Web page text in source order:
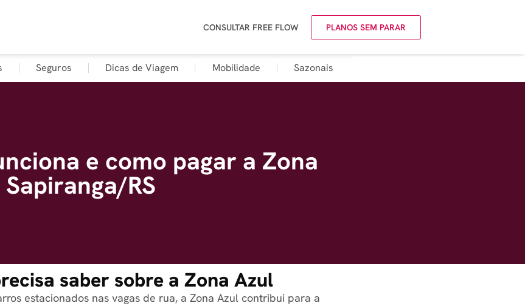
CONSULTAR FREE FLOW PLANOS SEM PARAR
Seguros Dicas de Viagem Mobilidade Sazonais
e como pagar a Zona
RS
saber sobre a Zona Azul
estacionados nas vagas de rua, a Zona Azul contribui para a